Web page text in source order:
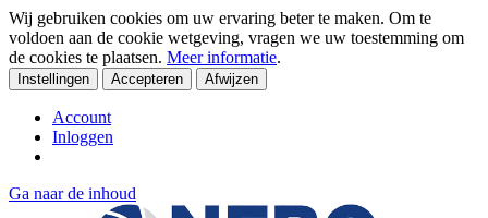
Wij gebruiken cookies om uw ervaring beter te maken. Om te
voldoen aan de cookie wetgeving, vragen we uw toestemming om
de cookies te plaatsen. Meer informatie.
Instellingen Accepteren Afwijzen
Account
Inloggen
Ga naar de inhoud